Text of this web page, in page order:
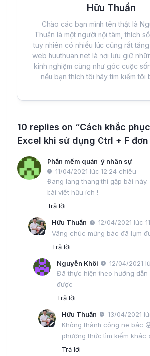
Hữu Thuần
Chào các bạn mình tên thật là
Thuần là một người nội tâm, thích
tuy nhiên có nhiều lúc cũng rất
web huuthuan.net là nơi lưu giữ
kinh nghiệm cũng như góc cuộc
nếu bạn thích tôi hãy tìm kiếm tôi
10 replies on “Cách khắc
Excel khi sử dụng Ctrl + F đơn
Phần mềm quản lý nhân sự
11/04/2021 lúc 12:24 chiều
Đang lang thang thì gặp bài này.
bài viết hữu ích !
Trả lời
Hữu Thuần
12/04/2021 lúc
Vâng chúc mừng bác đã lụm
Trả lời
Nguyễn Khôi
12/04/2021
Đã thực hiện theo hướng dẫn
được
Trả lời
Hữu Thuần
13/04/2021
Không thành công ne bác
phương thức tìm kiếm khác
Trả lời